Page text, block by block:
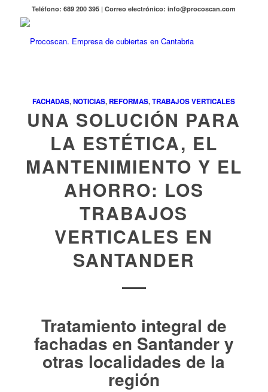
Teléfono: 689 200 395 | Correo electrónico: info@procoscan.com
FACHADAS,NOTICIAS, REFORMAS,TRABAJOS VERTICALES
UNA SOLUCIÓN PARA
LA ESTÉTICA, EL
MANTENIMIENTO Y EL
AHORRO: LOS
TRABAJOS
VERTICALES EN
SANTANDER
Tratamiento integral de
fachadas en Santander y
otras localidades de la
región